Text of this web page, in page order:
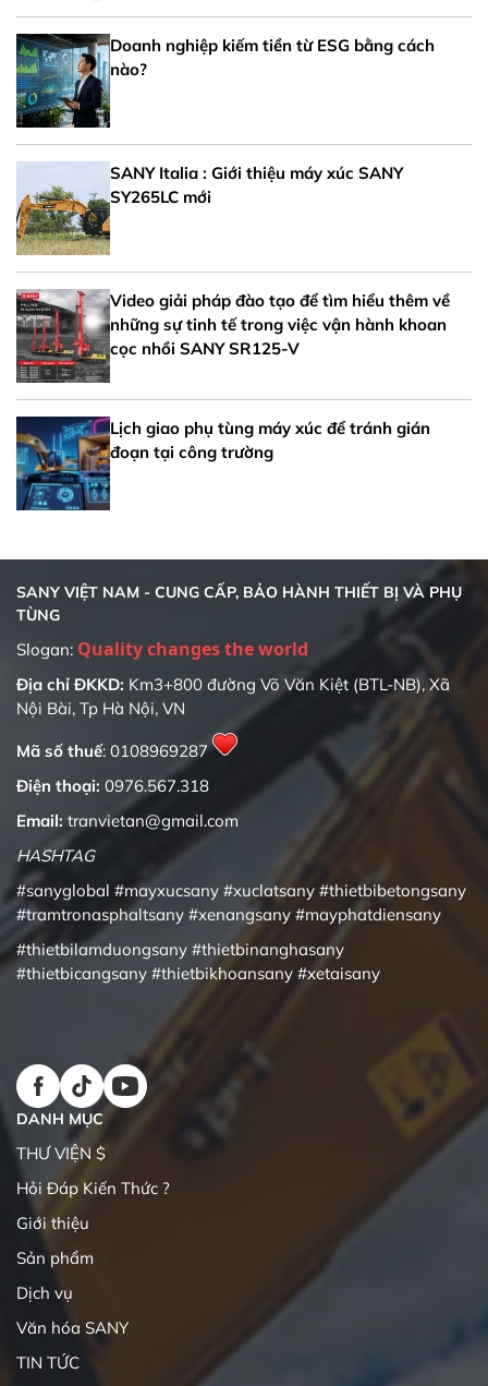
Doanh nghiệp kiếm tiền từ ESG bằng cách
nào?
SANY Italia : Giới thiệu máy xúc SANY
SY265LC mới
Video giải pháp đào tạo để tìm hiểu thêm về
những sự tinh tế trong việc vận hành khoan
cọc nhồi SANY SR125-V
Lịch giao phụ tùng máy xúc để tránh gián
đoạn tại công trường
SANY VIỆT NAM - CUNG CẤP, BẢO HÀNH THIẾT BỊ VÀ PHỤ
TÙNG
Slogan: Quality changes the world
Địa chỉ ĐKKD: Km3+800 đường Võ Văn Kiệt (BTL-NB), Xã
Nội Bài, Tp Hà Nội, VN
Mã số thuế: 0108969287
Điện thoại: 0976.567.318
Email: tranvietan@gmail.com
HASHTAG
#sanyglobal #mayxucsany #xuclatsany #thietbibetongsany
#tramtronasphaltsany #xenangsany #mayphatdiensany
#thietbilamduongsany #thietbinanghasany
#thietbicangsany #thietbikhoansany #xetaisany
DANH MỤC
THƯ VIỆN $
Hỏi Đáp Kiến Thức ?
Giới thiệu
Sản phẩm
Dịch vụ
Văn hóa SANY
TIN TỨC